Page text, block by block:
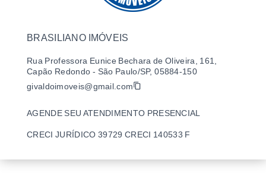
BRASILIANO IMÓVEIS
Rua Professora Eunice Bechara de Oliveira, 161,
Capão Redondo - São Paulo/SP, 05884-150
givaldoimoveis@gmail.com
AGENDE SEU ATENDIMENTO PRESENCIAL
CRECI JURÍDICO 39729 CRECI 140533 F